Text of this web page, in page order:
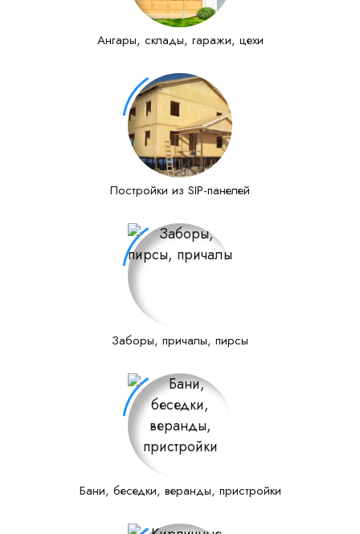
Ангары, склады, гаражи, цехи
Постройки из SIP-панелей
Заборы, причалы, пирсы
Бани, беседки, веранды, пристройки